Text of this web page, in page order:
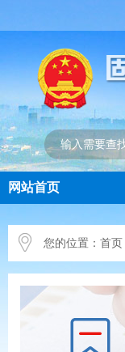
网站首页
您的位置： 首页